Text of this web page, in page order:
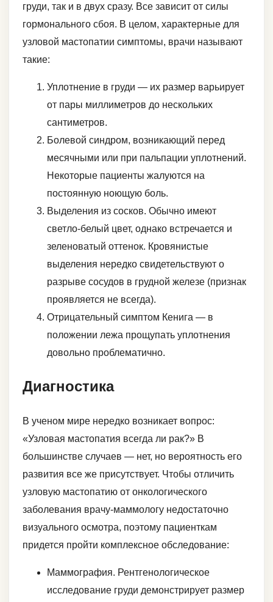
груди, так и в двух сразу. Все зависит от силы
гормонального сбоя. В целом, характерные для
узловой мастопатии симптомы, врачи называют
такие:
Уплотнение в груди — их размер варьирует
от пары миллиметров до нескольких
сантиметров.
Болевой синдром, возникающий перед
месячными или при пальпации уплотнений.
Некоторые пациенты жалуются на
постоянную ноющую боль.
Выделения из сосков. Обычно имеют
светло-белый цвет, однако встречается и
зеленоватый оттенок. Кровянистые
выделения нередко свидетельствуют о
разрыве сосудов в грудной железе (признак
проявляется не всегда).
Отрицательный симптом Кенига ― в
положении лежа прощупать уплотнения
довольно проблематично.
Диагностика
В ученом мире нередко возникает вопрос:
«Узловая мастопатия всегда ли рак?» В
большинстве случаев ― нет, но вероятность его
развития все же присутствует. Чтобы отличить
узловую мастопатию от онкологического
заболевания врачу-маммологу недостаточно
визуального осмотра, поэтому пациенткам
придется пройти комплексное обследование:
Маммография. Рентгенологическое
исследование груди демонстрирует размер